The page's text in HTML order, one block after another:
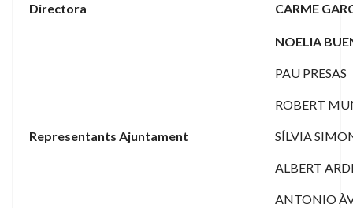
Directora CARME
Representants Ajuntament
NOELIA
PAU PRESAS
ROBERT
SÍLVIA
ALBERT
ANTONIO